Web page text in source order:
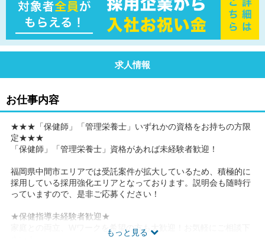
求人情報
お仕事内容
もっと見る
★★★「保健師」「管理栄養士」いずれかの資格をお持ちの方限
定★★★
「保健師」「管理栄養士」資格があれば未経験者歓迎！
福岡県中間市エリアでは受託案件が拡大しているため、積極的に
採用している採用強化エリアとなっております。説明会も随時行
っていますので、是非ご応募ください！
★保健指導未経験者歓迎★
家庭との両立、Wワークを希望の方も大歓迎！お気軽にご相談下